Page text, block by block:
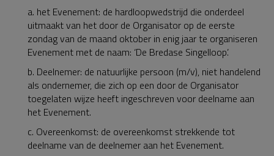
a. het Evenement: de hardloopwedstrijd die onderdeel
uitmaakt van het door de Organisator op de eerste
zondag van de maand oktober in enig jaar te organiseren
Evenement met de naam: ‘De Bredase Singelloop’.
b. Deelnemer: de natuurlijke persoon (m/v), niet handelend
als ondernemer, die zich op een door de Organisator
toegelaten wijze heeft ingeschreven voor deelname aan
het Evenement.
c. Overeenkomst: de overeenkomst strekkende tot
deelname van de deelnemer aan het Evenement.